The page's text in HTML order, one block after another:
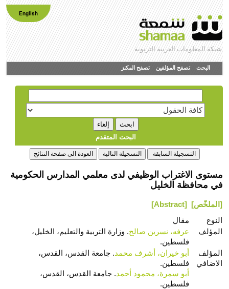
English
شبكة المعلومات العربية التربوية
البحث تصفح المؤلفين تصفح المكنز
البحث المتقدم
مستوى الاغتراب الوظيفي لدى معلمي المدارس الحكومية
في محافظة الخليل
[الملخّص] [Abstract]
النوع
مقال
المؤلف
عرفه، نسرين صالح. وزارة التربية والتعليم، الخليل،
فلسطين.
المؤلف
الاضافي
أبو خيران، أشرف محمد. جامعة القدس، القدس،
فلسطين.
أبو سمرة، محمود أحمد. جامعة القدس، القدس،
فلسطين.